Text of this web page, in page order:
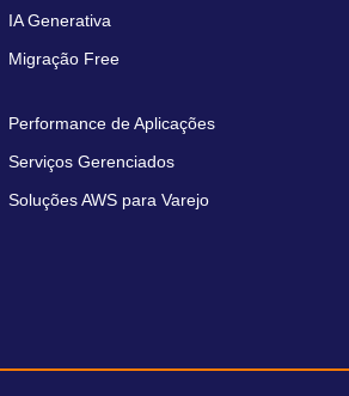
IA Generativa
Migração Free
Performance de Aplicações
Serviços Gerenciados
Soluções AWS para Varejo